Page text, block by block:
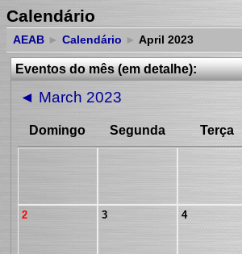
Calendário
AEAB ► Calendário ► April 2023
Eventos do mês (em detalhe):
◄ March 2023
Domingo Segunda Terça
2 3 4